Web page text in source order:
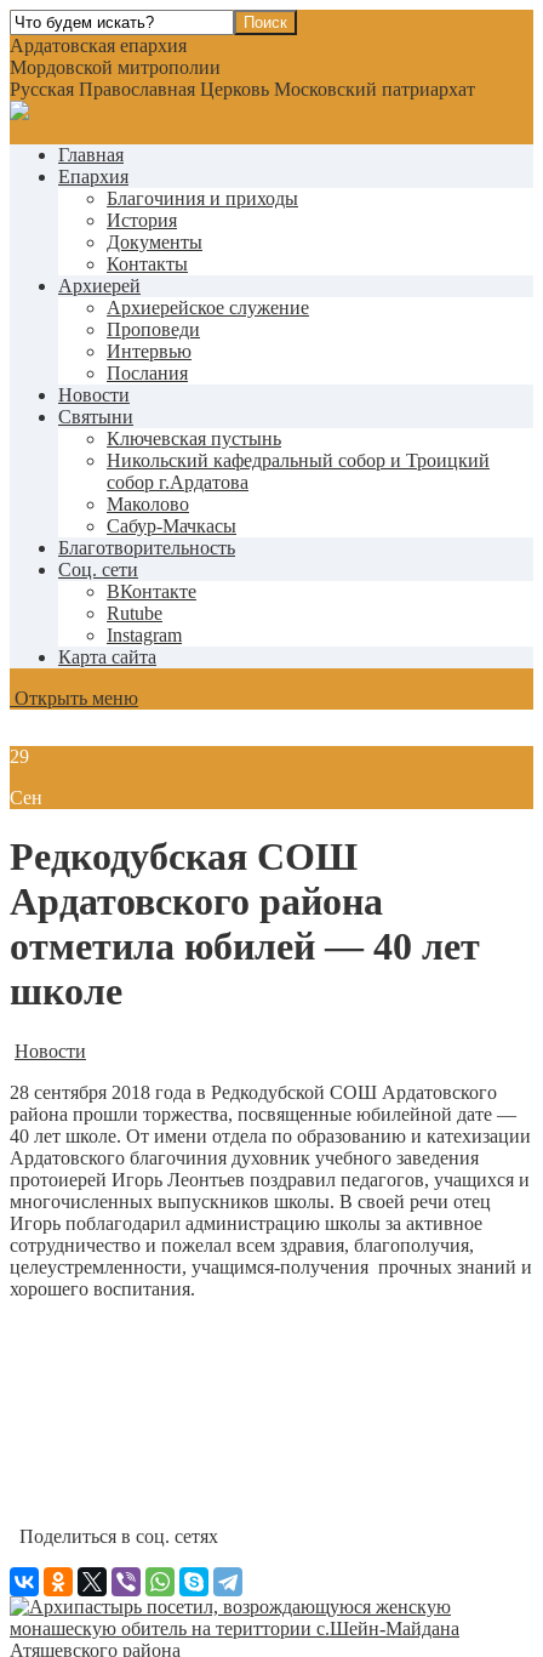
Ардатовская епархия
Мордовской митрополии
Русская Православная Церковь Московский патриархат
Главная
Епархия
Благочиния и приходы
История
Документы
Контакты
Архиерей
Архиерейское служение
Проповеди
Интервью
Послания
Новости
Святыни
Ключевская пустынь
Никольский кафедральный собор и Троицкий
собор г.Ардатова
Маколово
Сабур-Мачкасы
Благотворительность
Соц. сети
ВКонтакте
Rutube
Instagram
Карта сайта
Открыть меню
29
Сен
Редкодубская СОШ
Ардатовского района
отметила юбилей — 40 лет
школе
Новости
28 сентября 2018 года в Редкодубской СОШ Ардатовского
района прошли торжества, посвященные юбилейной дате —
40 лет школе. От имени отдела по образованию и катехизации
Ардатовского благочиния духовник учебного заведения
протоиерей Игорь Леонтьев поздравил педагогов, учащихся и
многочисленных выпускников школы. В своей речи отец
Игорь поблагодарил администрацию школы за активное
сотрудничество и пожелал всем здравия, благополучия,
целеустремленности, учащимся-получения прочных знаний и
хорошего воспитания.
Поделиться в соц. сетях